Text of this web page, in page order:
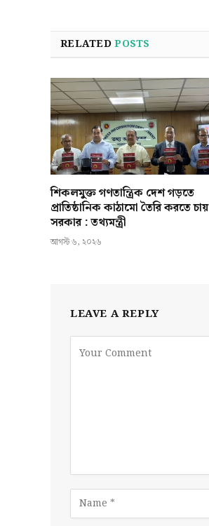
RELATEDPOSTS
শিকলমুক্ত গণতান্ত্রিক দেশ গড়তে
প্রাতিষ্ঠানিক কাঠামো তৈরি করতে চায়
সরকার : তথ্যমন্ত্রী
আগস্ট ৬, ২০২৬
LEAVE A REPLY